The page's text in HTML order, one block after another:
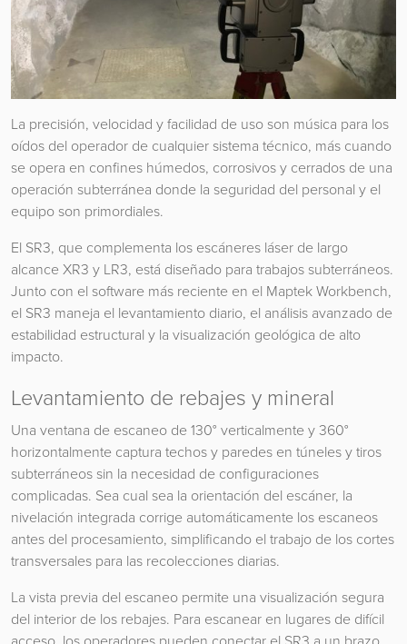
La precisión, velocidad y facilidad de uso son música para los
oídos del operador de cualquier sistema técnico, más cuando
se opera en confines húmedos, corrosivos y cerrados de una
operación subterránea donde la seguridad del personal y el
equipo son primordiales.
El SR3, que complementa los escáneres láser de largo
alcance XR3 y LR3, está diseñado para trabajos subterráneos.
Junto con el software más reciente en el Maptek Workbench,
el SR3 maneja el levantamiento diario, el análisis avanzado de
estabilidad estructural y la visualización geológica de alto
impacto.
Levantamiento de rebajes y mineral
Una ventana de escaneo de 130° verticalmente y 360°
horizontalmente captura techos y paredes en túneles y tiros
subterráneos sin la necesidad de configuraciones
complicadas. Sea cual sea la orientación del escáner, la
nivelación integrada corrige automáticamente los escaneos
antes del procesamiento, simplificando el trabajo de los cortes
transversales para las recolecciones diarias.
La vista previa del escaneo permite una visualización segura
del interior de los rebajes. Para escanear en lugares de difícil